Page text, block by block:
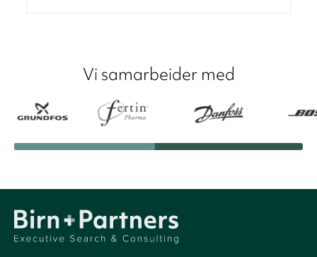
Vi samarbeider med